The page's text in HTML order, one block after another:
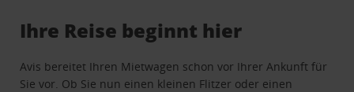
Ihre Reise beginnt hier
Avis bereitet Ihren Mietwagen schon vor Ihrer Ankunft für
Sie vor. Ob Sie nun einen kleinen Flitzer oder einen